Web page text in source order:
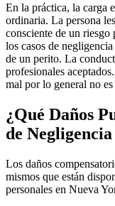
En la práctica, la carga
ordinaria. La persona
consciente de un
los casos de
de un perito. La
profesionales
mal por lo general no
¿Qué Daños
de
Los daños
mismos que están
personales en Nueva